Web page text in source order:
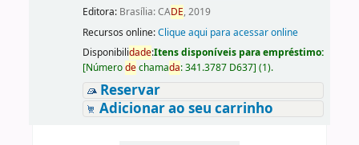
Editora: Brasília: CADE, 2019
Recursos online:Clique aqui para acessar online
Disponibilidade:Itens disponíveis para empréstimo:
[Númerodechamada:341.3787 D637] (1).
Reservar
Adicionar ao seu carrinho